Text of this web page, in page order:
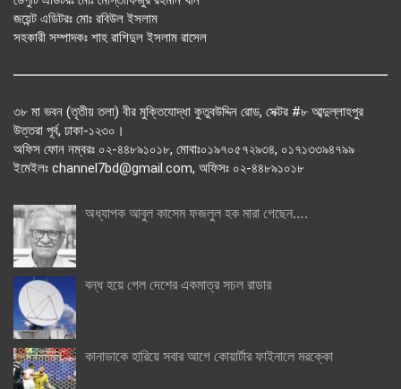
জয়েন্ট এডিটরঃ মোঃ রবিউল ইসলাম
সহকারী সম্পাদকঃ শাহ রাশিদুল ইসলাম রাসেল
৩৮ মা ভবন (তৃতীয় তলা) বীর মুক্তিযোদ্ধা কুতুবউদ্দিন রোড, সেক্টর #৮ আব্দুল্লাহপুর
উত্তরা পূর্ব, ঢাকা-১২৩০।
অফিস ফোন নম্বরঃ ০২-৪৪৮৯১০১৮, মোবাঃ০১৯৭০৫৭২৯৩৪, ০১৭১৩৩৯৪৭৯৯
ইমেইলঃ channel7bd@gmail.com, অফিসঃ ০২-৪৪৮৯১০১৮
অধ্যাপক আবুল কাসেম ফজলুল হক মারা গেছেন….
বন্ধ হয়ে গেল দেশের একমাত্র সচল রাডার
কানাডাকে হারিয়ে সবার আগে কোয়ার্টার ফাইনালে মরক্কো